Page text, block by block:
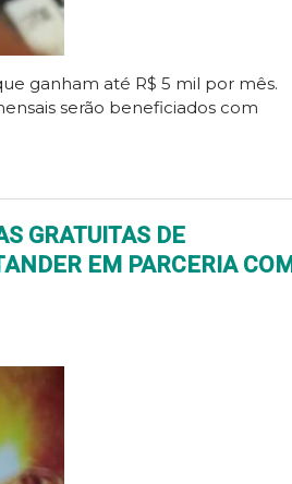
ganham até R$ 5 mil por mês.
serão beneficiados com
GRATUITAS DE
EM PARCERIA COM